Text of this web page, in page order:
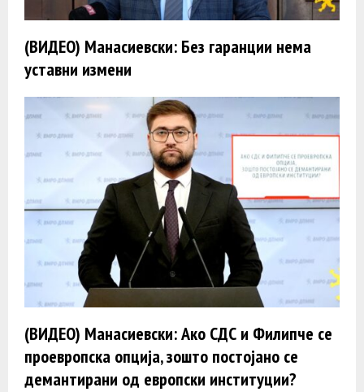
(ВИДЕО) Манасиевски: Без гаранции нема
уставни измени
(ВИДЕО) Манасиевски: Ако СДС и Филипче се
проевропска опција, зошто постојано се
демантирани од европски институции?